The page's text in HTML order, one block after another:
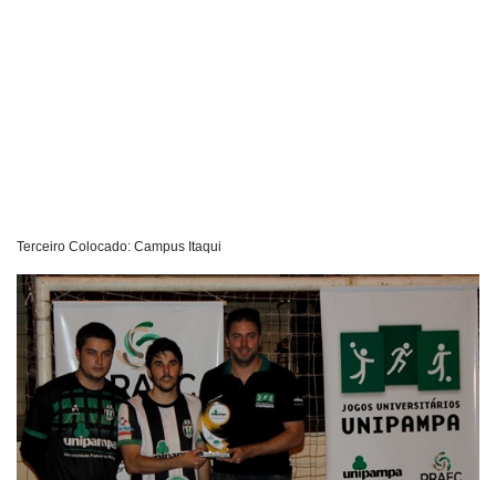
Terceiro Colocado: Campus Itaqui